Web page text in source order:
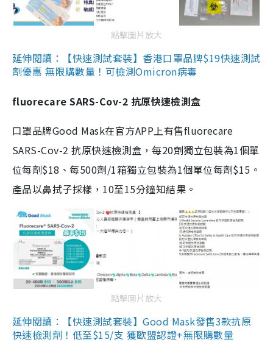
點擊圖片放大
延伸閱讀：【快速測試套裝】香港口罩品牌$19快速測試
劑優惠 無限購數量！可檢測Omicron病毒
fluorecare SARS-Cov-2 抗原快速檢測盒
口罩品牌Good Mask在官方APP上有售fluorecare
SARS-Cov-2 抗原快速檢測盒，每20劑獨立包裝為1個單
位每劑$18、每500劑/1箱獨立包裝為1個單位每劑$15。
產品以鼻拭子採樣，10至15分鐘知結果。
點擊圖片放大
延伸閱讀：【快速測試套裝】Good Mask發售3款抗原
快速檢測劑！低至$15/支 獲歐盟認證+無限購數量